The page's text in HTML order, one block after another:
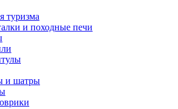
туризма
и походные печи
и шатры